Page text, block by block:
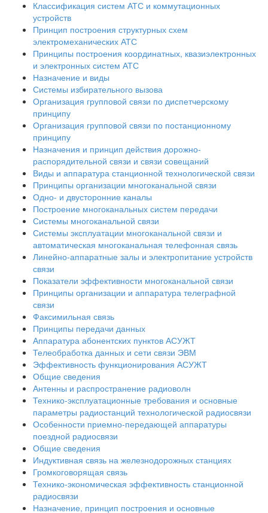
Классификация систем АТС и коммутационных
устройств
Принцип построения структурных схем
электромеханических АТС
Принципы построения координатных, квазиэлектронных
и электронных систем АТС
Назначение и виды
Системы избирательного вызова
Организация групповой связи по диспетчерскому
принципу
Организация групповой связи по постанционному
принципу
Назначения и принцип действия дорожно-
распорядительной связи и связи совещаний
Виды и аппаратура станционной технологической связи
Принципы организации многоканальной связи
Одно- и двусторонние каналы
Построение многоканальных систем передачи
Системы многоканальной связи
Системы эксплуатации многоканальной связи и
автоматическая многоканальная телефонная связь
Линейно-аппаратные залы и электропитание устройств
связи
Показатели эффективности многоканальной связи
Принципы организации и аппаратура телеграфной
связи
Факсимильная связь
Принципы передачи данных
Аппаратура абонентских пунктов АСУЖТ
Телеобработка данных и сети связи ЭВМ
Эффективность функционирования АСУЖТ
Общие сведения
Антенны и распространение радиоволн
Технико-эксплуатационные требования и основные
параметры радиостанций технологической радиосвязи
Особенности приемно-передающей аппаратуры
поездной радиосвязи
Общие сведения
Индуктивная связь на железнодорожных станциях
Громкоговорящая связь
Технико-экономическая эффективность станционной
радиосвязи
Назначение, принцип построения и основные